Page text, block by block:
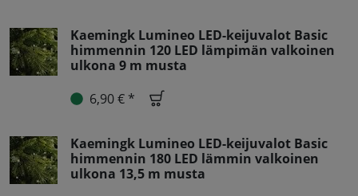
Kaemingk Lumineo LED-keijuvalot Basic
himmennin 120 LED lämpimän valkoinen
ulkona 9 m musta
6,90 € *
Kaemingk Lumineo LED-keijuvalot Basic
himmennin 180 LED lämmin valkoinen
ulkona 13,5 m musta